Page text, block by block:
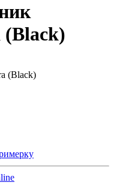
(Black)